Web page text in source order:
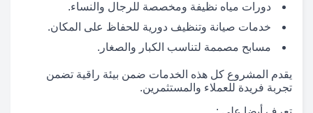
دورات مياه نظيفة ومخصصة للرجال والنساء.
خدمات صيانة وتنظيف دورية للحفاظ على المكان.
مسابح مصممة لتناسب الكبار والصغار.
يقدم المشروع كل هذه الخدمات ضمن بيئة راقية تضمن
تجربة فريدة للعملاء والمستثمرين.